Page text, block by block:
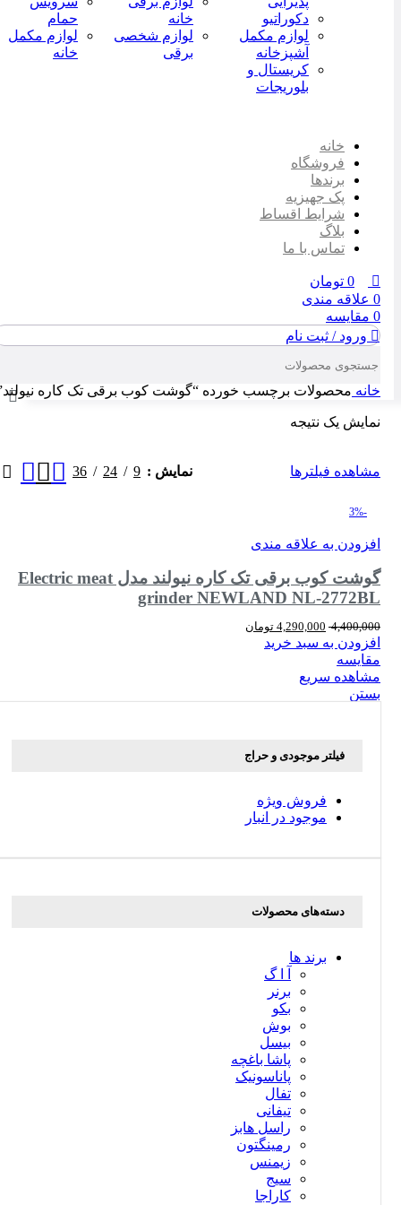
دکوراتیو
لوازم مکمل
آشپزخانه
کریستال و
بلوریجات
خانه
لوازم شخصی
برقی
حمام
لوازم مکمل
خانه
خانه
فروشگاه
برندها
پک جهیزیه
شرایط اقساط
بلاگ
تماس با ما
0 تومان
0 علاقه مندی
0 مقایسه
ورود / ثبت نام
بستن
فیلتر موجودی و حراج
فروش ویژه
موجود در انبار
دسته‌های محصولات
برند ها
آ ا گ
برنر
بکو
بوش
بیسل
پاشا باغچه
پاناسونیک
تفال
تیفانی
راسل هابز
رمینگتون
زیمنس
سیج
کاراجا
خانه محصولات برچسب خورده “گوشت کوب برقی تک کاره
نمایش یک نتیجه
مشاهده فیلترها نمایش 9
24
36
-3%
افزودن به علاقه مندی
گوشت کوب برقی تک کاره نیولند مدل Electric meat
grinder NEWLAND NL-2772BL
4,400,000
4,290,000 تومان
افزودن به سبد خرید
مقایسه
مشاهده سریع